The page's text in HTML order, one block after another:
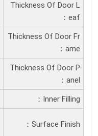
Thickness Of Door L
Eaf：
Thickness Of Door Fr
Ame：
Thickness Of Door P
Anel：
Inner Filling：
Surface Finish：